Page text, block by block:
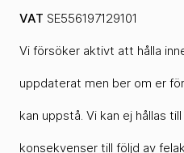
VAT SE556197129101
Vi försöker aktivt att hålla
uppdaterat men ber om er
kan uppstå. Vi kan ej hållas
konsekvenser till följd av